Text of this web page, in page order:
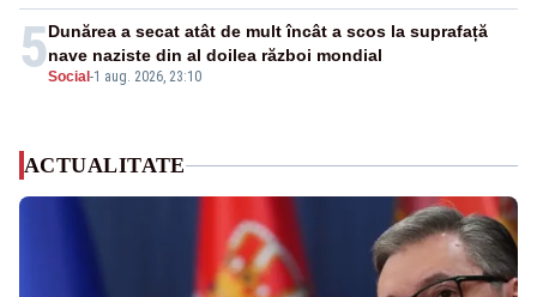
5Social -1 aug. 2026, 23:10
Dunărea a secat atât de mult încât a scos la suprafață
nave naziste din al doilea război mondial
ACTUALITATE